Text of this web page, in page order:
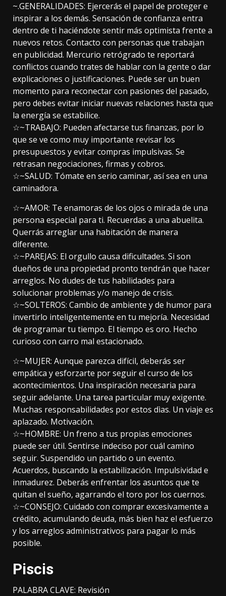
~.GENERALIDADES: Ejercerás el papel de proteger e
inspirar a los demás. Sensación de confianza entra
dentro de ti haciéndote sentir más optimista frente a
nuevos retos. Contacto con personas que trabajan
en publicidad. Mercurio retrógrado te reportará
conflictos cuando trates de hablar con la gente o dar
explicaciones o justificaciones. Puede ser un buen
momento para reconectar con pasiones del pasado,
pero debes evitar iniciar nuevas relaciones hasta que
la energía se estabilice.
☆~TRABAJO: Pueden afectarse tus finanzas, por lo
que se ve como muy importante revisar los
presupuestos y evitar compras impulsivas. Se
retrasan negociaciones, firmas y cobros.
☆~SALUD: Tómate en serio caminar, así sea en una
caminadora.
☆~AMOR: Te enamoras de los ojos o mirada de una
persona especial para ti. Recuerdas a una abuelita.
Querrás arreglar una habitación de manera
diferente.
☆~PAREJAS: El orgullo causa dificultades. Si son
dueños de una propiedad pronto tendrán que hacer
arreglos. No dudes de tus habilidades para
solucionar problemas y/o manejo de crisis.
☆~SOLTEROS: Cambio de ambiente y de humor para
invertirlo inteligentemente en tu mejoría. Necesidad
de programar tu tiempo. El tiempo es oro. Hecho
curioso con carro mal estacionado.
☆~MUJER: Aunque parezca difícil, deberás ser
empática y esforzarte por seguir el curso de los
acontecimientos. Una inspiración necesaria para
seguir adelante. Una tarea particular muy exigente.
Muchas responsabilidades por estos dìas. Un viaje es
aplazado. Motivación.
☆~HOMBRE: Un freno a tus propias emociones
puede ser útil. Sentirse indeciso por cuál camino
seguir. Suspendido un partido o un evento.
Acuerdos, buscando la estabilización. Impulsividad e
inmadurez. Deberás enfrentar los asuntos que te
quitan el sueño, agarrando el toro por los cuernos.
☆~CONSEJO: Cuidado con comprar excesivamente a
crédito, acumulando deuda, más bien haz el esfuerzo
y los arreglos administrativos para pagar lo más
posible.
Piscis
PALABRA CLAVE: Revisión